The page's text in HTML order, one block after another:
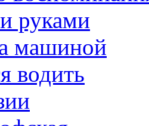
руками
машиной
водить